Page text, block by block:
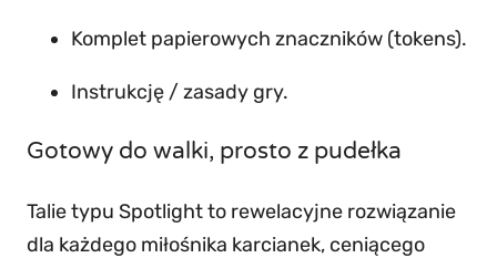
Komplet papierowych znaczników (tokens).
Instrukcję / zasady gry.
Gotowy do walki, prosto z pudełka
Talie typu Spotlight to rewelacyjne rozwiązanie
dla każdego miłośnika karcianek, ceniącego